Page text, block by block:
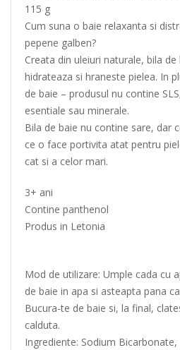
115 g
Cum suna o baie relaxanta si
pepene galben?
Creata din uleiuri naturale, bila de
hidrateaza si hraneste pielea. In
de baie – produsul nu contine
esentiale sau minerale.
Bila de baie nu contine sare, dar
ce o face portivita atat pentru
cat si a celor mari.
3+ ani
Contine panthenol
Produs in Letonia
Mod de utilizare: Umple cada cu
de baie in apa si asteapta pana
Bucura-te de baie si, la final,
calduta.
Ingrediente: Sodium